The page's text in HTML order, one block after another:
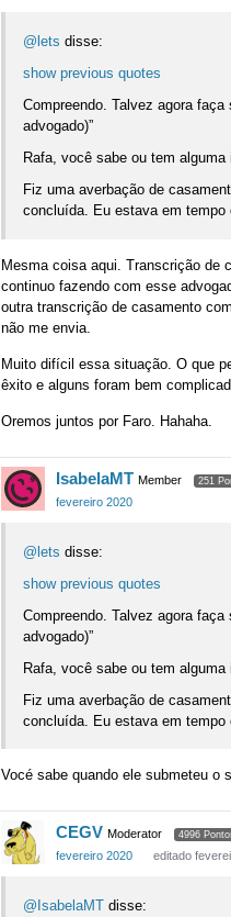
@lets disse:
show previous quotes
Compreendo. Talvez agora
advogado)”
Rafa, você sabe ou tem
Fiz uma averbação de
concluída. Eu estava em tempo
Mesma coisa aqui. Transcrição de
continuo fazendo com esse
outra transcrição de casamento
não me envia.
Muito difícil essa situação. O que
êxito e alguns foram bem
Oremos juntos por Faro. Hahaha.
IsabelaMT Member 251
fevereiro 2020
@lets disse:
show previous quotes
Compreendo. Talvez agora
advogado)”
Rafa, você sabe ou tem
Fiz uma averbação de
concluída. Eu estava em tempo
Vocé sabe quando ele submeteu o
CEGV Moderator 4996
fevereiro 2020 editado
@IsabelaMT disse: